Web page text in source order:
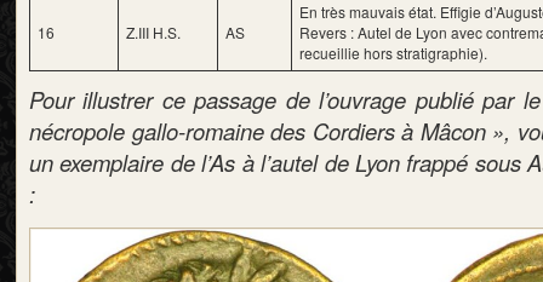
16 Z.III H.S. AS
En très mauvais état. Effigie
Revers : Autel de Lyon avec
recueillie hors stratigraphie).
Pour illustrer ce passage de l’ouvrage publié par
nécropole gallo-romaine des Cordiers à Mâcon »,
un exemplaire de l’As à l’autel de Lyon frappé sous
: